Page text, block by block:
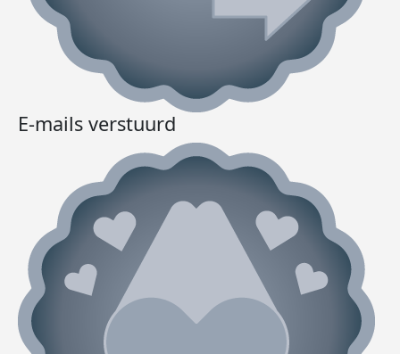
E-mails verstuurd